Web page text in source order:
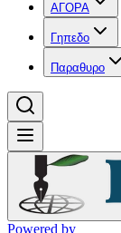
ΑΓΟΡΑ
Γηπεδο
Παραθυρο
Powered by